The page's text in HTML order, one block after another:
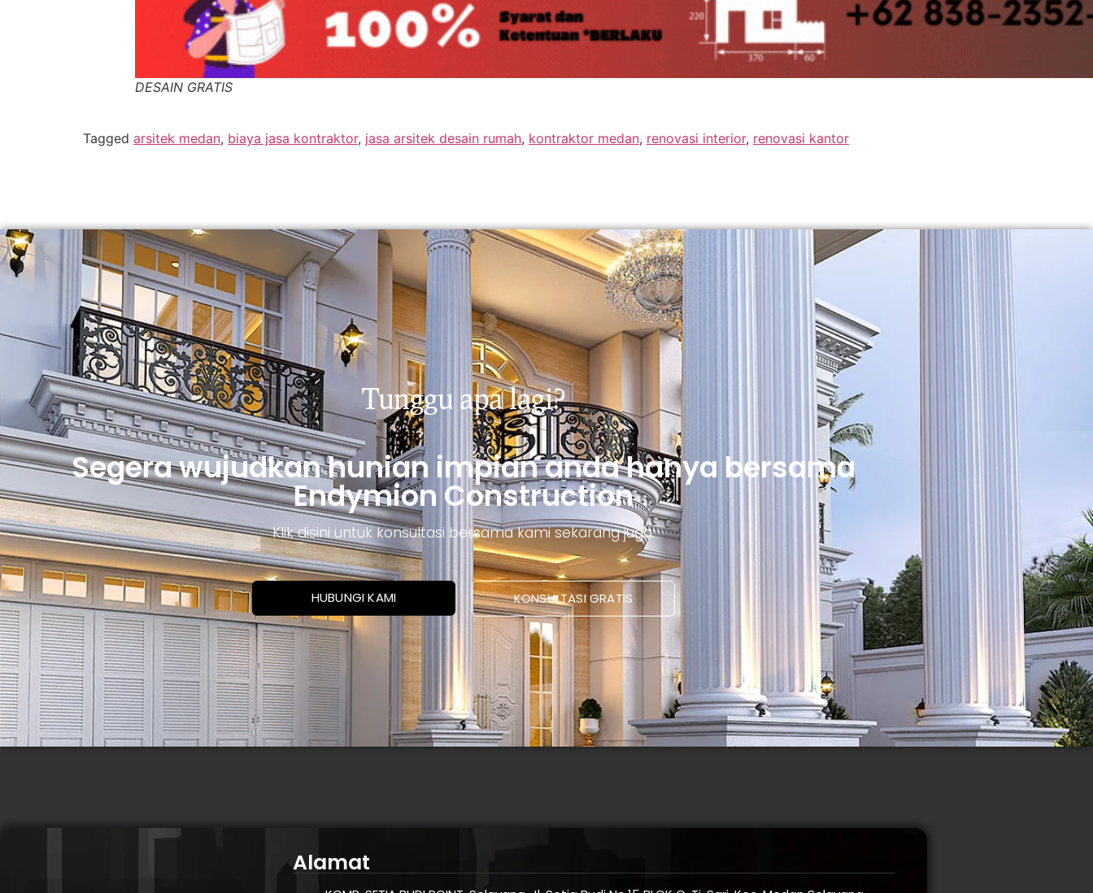
DESAIN GRATIS
Tagged arsitek medan, biaya jasa kontraktor, jasa arsitek desain rumah, kontraktor medan, renovasi interior, renovasi kantor
Tunggu apa lagi?
Segera wujudkan hunian impian anda hanya bersama
Endymion Construction
Klik disini untuk konsultasi bersama kami sekarang juga.
HUBUNGI KAMI KONSULTASI GRATIS
Alamat